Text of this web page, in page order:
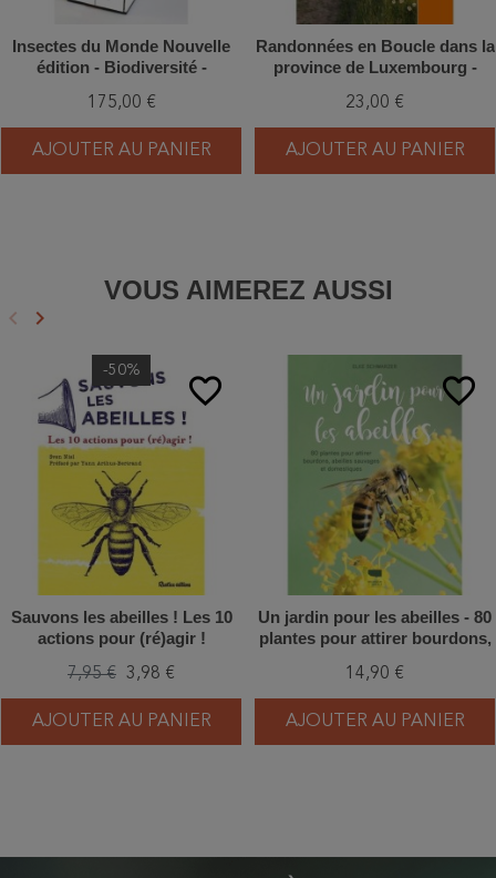
Insectes du Monde Nouvelle
édition - Biodiversité -
détermination des familles
175,00 €
AJOUTER AU PANIER
Randonnées en Boucle dans la
province de Luxembourg -
23,00 €
AJOUTER AU PANIER
VOUS AIMEREZ AUSSI
Précédent
keyboard_arrow_left Suivant
keyboard_arrow_right
favorite_border
-50%
Sauvons les abeilles ! Les 10
actions pour (ré)agir !
7,95 € 3,98 €
AJOUTER AU PANIER
favorite_border
Un jardin pour les abeilles - 80
plantes pour attirer bourdons,
domestiques
14,90 €
AJOUTER AU PANIER